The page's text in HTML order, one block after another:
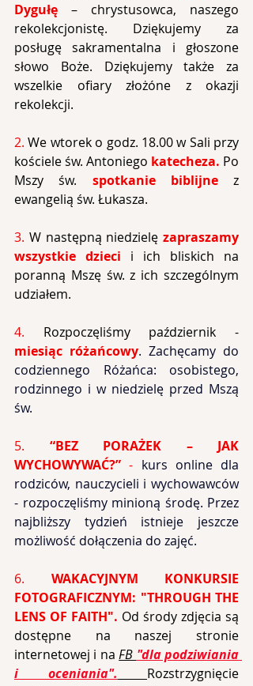
Dygułę
– chrystusowca, naszego
rekolekcjonistę. Dziękujemy za
posługę sakramentalna i głoszone
słowo Boże. Dziękujemy także za
wszelkie ofiary złożóne z okazji
rekolekcji.
2. We wtorek o godz. 18.00 w Sali przy
kościele św. Antoniego katecheza. Po
Mszy św. spotkanie biblijne
z
ewangelią św. Łukasza.
3. W następną niedzielę zapraszamy
wszystkie dzieci
i ich bliskich na
poranną Mszę św. z ich szczególnym
udziałem.
4.
miesiąc różańcowy. Zachęcamy do
codziennego Różańca: osobistego,
rodzinnego i w niedzielę przed Mszą
św.
5. “BEZ PORAŻEK – JAK
WYCHOWYWAĆ?” - kurs online dla
rodziców, nauczycieli i wychowawców
- rozpoczęliśmy minioną środę. Przez
najbliższy tydzień istnieje jeszcze
możliwość dołączenia do zajęć.
6. WAKACYJNYM KONKURSIE
FOTOGRAFICZNYM: "THROUGH THE
LENS OF FAITH". Od środy zdjęcia są
dostępne na naszej stronie
internetowej i na FB "dla podziwiania
i oceniania".
Rozstrzygnięcie